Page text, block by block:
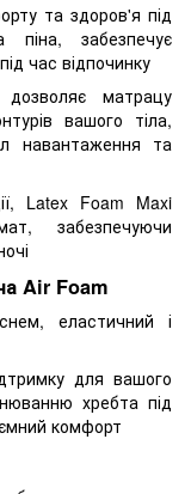
та здоров'я під
піна, забезпечує
час відпочинку
дозволяє матрацу
вашого тіла,
навантаження та
Latex Foam Maxi
забезпечуючи
Air Foam
еластичний і
для вашого
хребта під
комфорт